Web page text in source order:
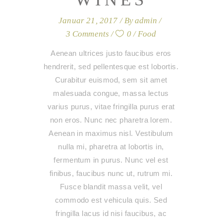
Januar 21, 2017 Byadmin
3 Comments
0 Food
Aenean ultrices justo faucibus eros
hendrerit, sed pellentesque est lobortis.
Curabitur euismod, sem sit amet
malesuada congue, massa lectus
varius purus, vitae fringilla purus erat
non eros. Nunc nec pharetra lorem.
Aenean in maximus nisl. Vestibulum
nulla mi, pharetra at lobortis in,
fermentum in purus. Nunc vel est
finibus, faucibus nunc ut, rutrum mi.
Fusce blandit massa velit, vel
commodo est vehicula quis. Sed
fringilla lacus id nisi faucibus, ac